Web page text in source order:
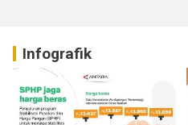
Infografik